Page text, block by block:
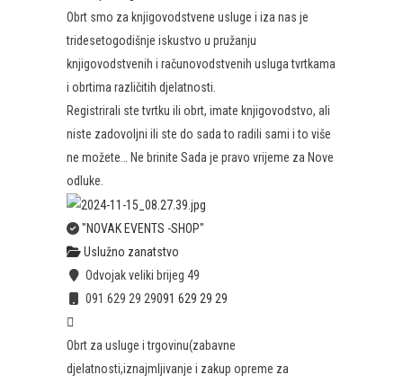
Obrt smo za knjigovodstvene usluge i iza nas je
tridesetogodišnje iskustvo u pružanju
knjigovodstvenih i računovodstvenih usluga tvrtkama
i obrtima različitih djelatnosti.
Registrirali ste tvrtku ili obrt, imate knjigovodstvo, ali
niste zadovoljni ili ste do sada to radili sami i to više
ne možete… Ne brinite Sada je pravo vrijeme za Nove
odluke.
"NOVAK EVENTS -SHOP"
Uslužno zanatstvo
Odvojak veliki brijeg 49
091 629 29 29091 629 29 29
Obrt za usluge i trgovinu(zabavne
djelatnosti,iznajmljivanje i zakup opreme za